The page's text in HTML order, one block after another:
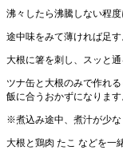
沸々したら沸騰しない程
途中味をみて薄ければ足す
大根に箸を刺し、スッと
ツナ缶と大根のみで作れ
飯に合うおかずになります
※煮込み途中、煮汁が少な
大根と鶏肉 たこ などを一